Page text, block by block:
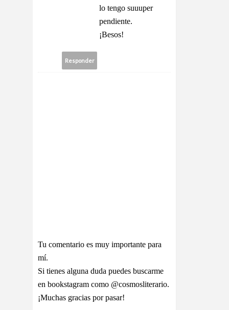
lo tengo suuuper
pendiente.
¡Besos!
Responder
Tu comentario es muy importante para
mí.
Si tienes alguna duda puedes buscarme
en bookstagram como @cosmosliterario.
¡Muchas gracias por pasar!